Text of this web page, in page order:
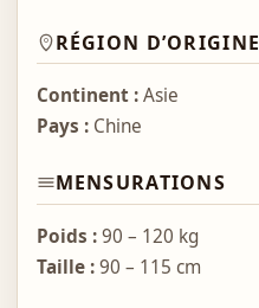
RÉGION D’ORIGINE
Continent :Asie
Pays :Chine
MENSURATIONS
Poids :90 – 120 kg
Taille :90 – 115 cm